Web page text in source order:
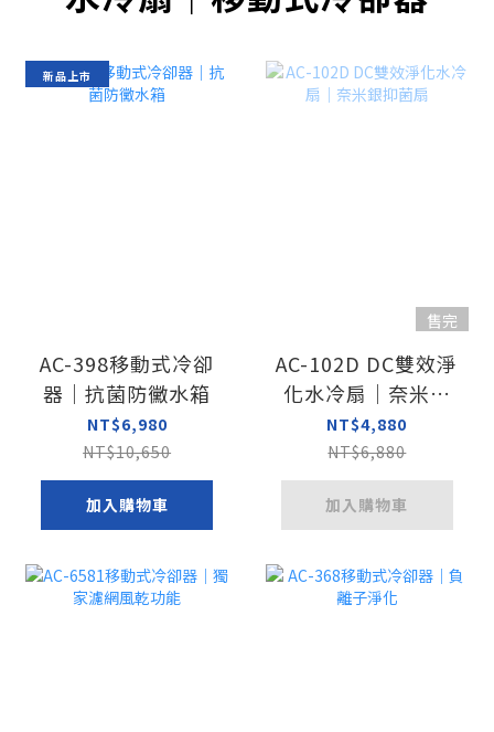
新品上市
AC-398移動式冷卻
器｜抗菌防黴水箱
NT$6,980
NT$10,650
加入購物車
售完
AC-102D DC雙效淨
化水冷扇｜奈米銀
抑菌扇
NT$4,880
NT$6,880
加入購物車